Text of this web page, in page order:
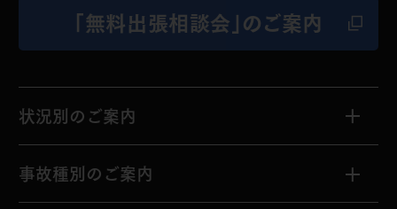
「無料出張相談会」のご案内
状況別のご案内
交通事故の発生
事故種別のご案内